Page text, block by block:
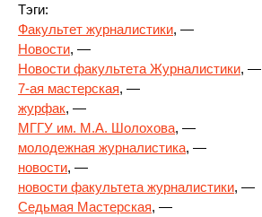
Тэги:
Факультет журналистики, —
Новости, —
Новости факультета Журналистики, —
7-ая мастерская, —
журфак, —
МГГУ им. М.А. Шолохова, —
молодежная журналистика, —
новости, —
новости факультета журналистики, —
Седьмая Мастерская, —